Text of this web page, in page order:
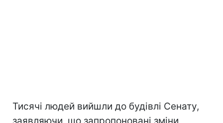
Тисячі людей вийшли до будівлі Сенату,
заявляючи, що запропоновані зміни